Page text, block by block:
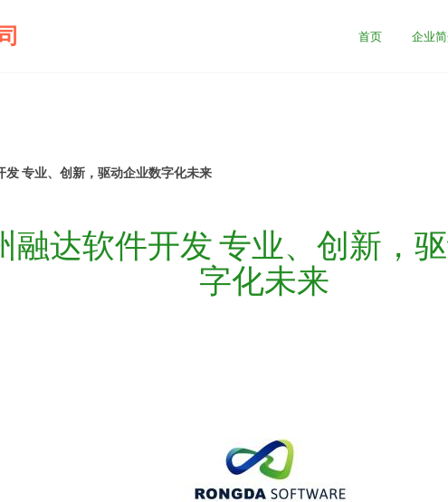
首页 企业
发 专业、创新，驱动企业数字化未来
融达软件开发 专业、创新，
字化未来